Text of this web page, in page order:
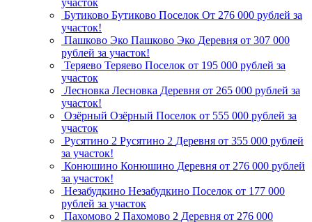
участок
Бутиково Бутиково Поселок От 276 000 рублей за
участок!
Пашково Эко Пашково Эко Деревня от 307 000
рублей за участок!
Теряево Теряево Поселок от 195 000 рублей за
участок
Лесновка Лесновка Деревня от 265 000 рублей за
участок!
Озёрный Озёрный Поселок от 555 000 рублей за
участок
Русятино 2 Русятино 2 Деревня от 355 000 рублей
за участок!
Конюшино Конюшино Деревня от 276 000 рублей
за участок!
Незабудкино Незабудкино Поселок от 177 000
рублей за участок
Пахомово 2 Пахомово 2 Деревня от 276 000